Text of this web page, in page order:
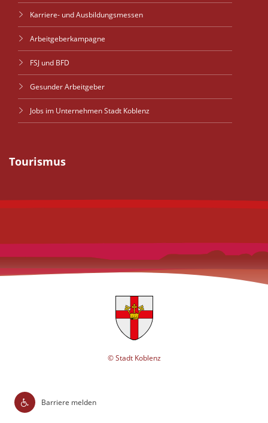
Karriere- und Ausbildungsmessen
Arbeitgeberkampagne
FSJ und BFD
Gesunder Arbeitgeber
Jobs im Unternehmen Stadt Koblenz
Tourismus
© Stadt Koblenz
Barriere melden